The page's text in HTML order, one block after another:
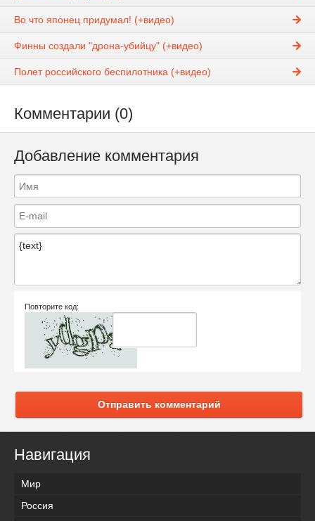
Во что японец придумал! (+видео)
Финны создали "дрона-убийцу" (+видео)
Полет российского беспилотника (+видео)
Комментарии (0)
Добавление комментария
Повторите код:
Отправить комментарий
Навигация
Мир
Россия